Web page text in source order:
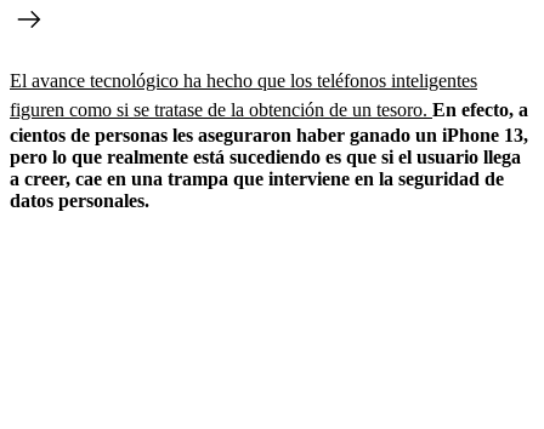
El avance tecnológico ha hecho que los teléfonos inteligentes
figuren como si se tratase de la obtención de un tesoro. En efecto, a
cientos de personas les aseguraron haber ganado un iPhone 13,
pero lo que realmente está sucediendo es que si el usuario llega
a creer, cae en una trampa que interviene en la seguridad de
datos personales.